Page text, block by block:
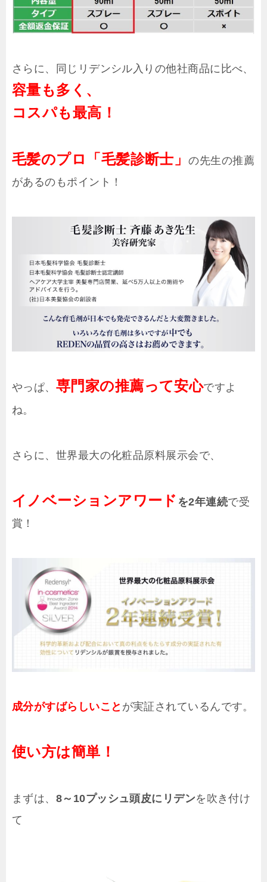
さらに、同じリデンシル入りの他社商品に比べ、
容量も多く、
コスパも最高！
毛髪のプロ「毛髪診断士」の先生の推薦
があるのもポイント！
やっぱ、 専門家の推薦って安心ですよ
ね。
さらに、世界最大の化粧品原料展示会で、
イノベーションアワード を2年連続で受
賞！
成分がすばらしいこと が実証されているんです。
使い方は簡単！
まずは、 8～10プッシュ頭皮にリデンを吹き付け
て